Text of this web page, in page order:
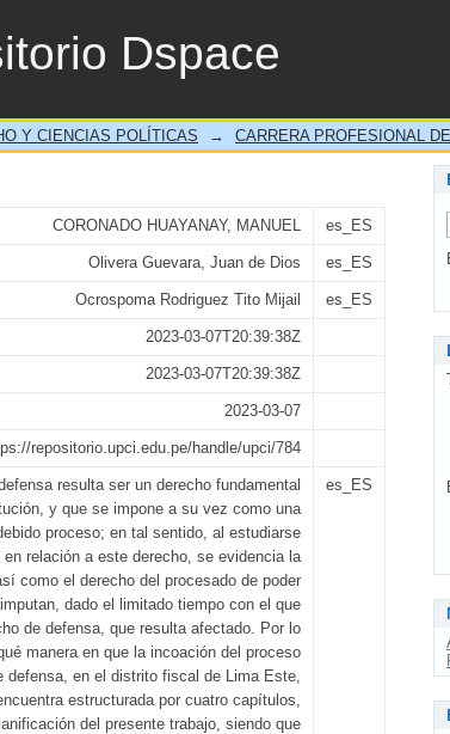
Dspace
su incidencia en el derecho de
fiscal de lima este año 2021"
Y CIENCIAS POLÍTICAS → CARRERA PROFESIONAL
CORONADO HUAYANAY, MANUEL es_ES
Olivera Guevara, Juan de Dios es_ES
Ocrospoma Rodriguez Tito Mijail es_ES
2023-03-07T20:39:38Z
2023-03-07T20:39:38Z
2023-03-07
repositorio.upci.edu.pe/handle/upci/784
resulta ser un derecho fundamental
y que se impone a su vez como una
proceso; en tal sentido, al estudiarse
relación a este derecho, se evidencia la
como el derecho del procesado de poder
dado el limitado tiempo con el que
de defensa, que resulta afectado. Por lo
manera en que la incoación del proceso
defensa, en el distrito fiscal de Lima Este,
estructurada por cuatro capítulos,
del presente trabajo, siendo que
es_ES